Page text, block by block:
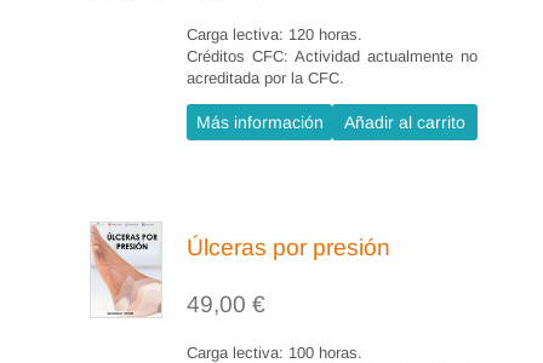
Carga lectiva: 120 horas.
Créditos CFC: Actividad actualmente no
acreditada por la CFC.
Más información Añadir al carrito
Úlceras por presión
49,00 €
Carga lectiva: 100 horas.